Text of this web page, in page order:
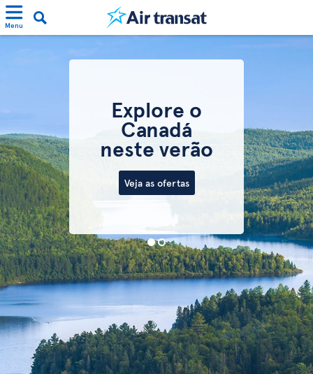
Menu
Explore o
Canadá
neste verão
Veja as ofertas